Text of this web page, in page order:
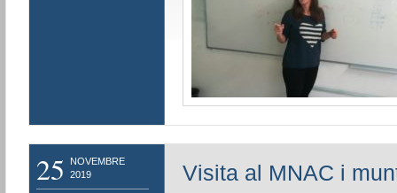
25
NOVEMBRE
2019
Visita al MNAC i